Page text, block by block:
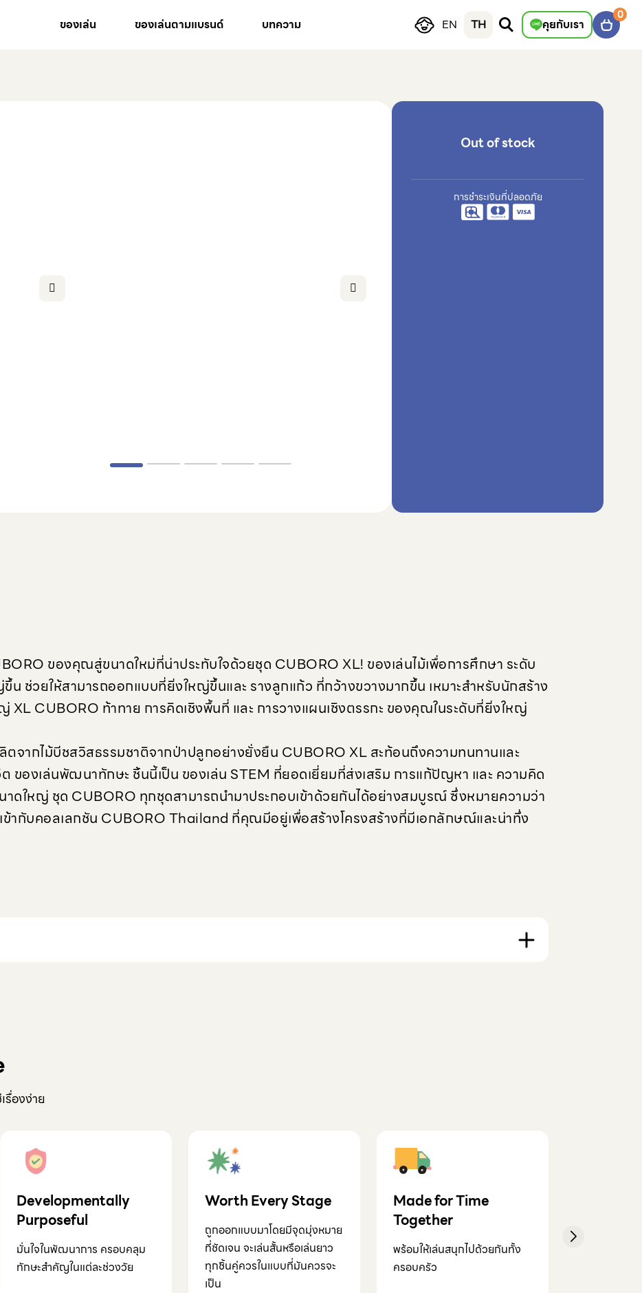
ของเล่น
ของเล่นตามแบรนด์
cuboro
บทความ EN TH คุยกับเรา
0
Out of stock
การชำระเงินที่ปลอดภัย
ของคุณสู่ขนาดใหม่ที่น่าประทับใจด้วยชุด CUBORO XL! ของเล่นไม้เพื่อการศึกษา ระดับ
ช่วยให้สามารถออกแบบที่ยิ่งใหญ่ขึ้นและ รางลูกแก้ว ที่กว้างขวางมากขึ้น เหมาะสำหรับนักสร้าง
CUBORO ท้าทาย การคิดเชิงพื้นที่ และ การวางแผนเชิงตรรกะ ของคุณในระดับที่ยิ่งใหญ่
ตจากไม้บีชสวิสธรรมชาติจากป่าปลูกอย่างยั่งยืน CUBORO XL สะท้อนถึงความทนทานและ
ของเล่นพัฒนาทักษะ ชิ้นนี้เป็น ของเล่น STEM ที่ยอดเยี่ยมที่ส่งเสริม การแก้ปัญหา และ ความคิด
ดใหญ่ ชุด CUBORO ทุกชุดสามารถนำมาประกอบเข้าด้วยกันได้อย่างสมบูรณ์ ซึ่งหมายความว่า
ากับคอลเลกชัน CUBORO Thailand ที่คุณมีอยู่เพื่อสร้างโครงสร้างที่มีเอกลักษณ์และน่าทึ่ง
รื่องง่าย
Developmentally
Purposeful
มั่นใจในพัฒนาการ ครอบคลุม
ทักษะสำคัญในแต่ละช่วงวัย
Worth Every Stage
ถูกออกแบบมาโดยมีจุดมุ่งหมาย
ที่ชัดเจน จะเล่นสั้นหรือเล่นยาว
ทุกชิ้นคู่ควรในแบบที่มันควรจะ
เป็น
Made for Time
Together
พร้อมให้เล่นสนุกไปด้วยกันทั้ง
ครอบครัว